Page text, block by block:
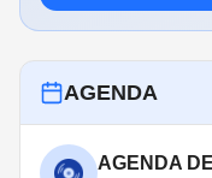
AGENDA
AGENDA